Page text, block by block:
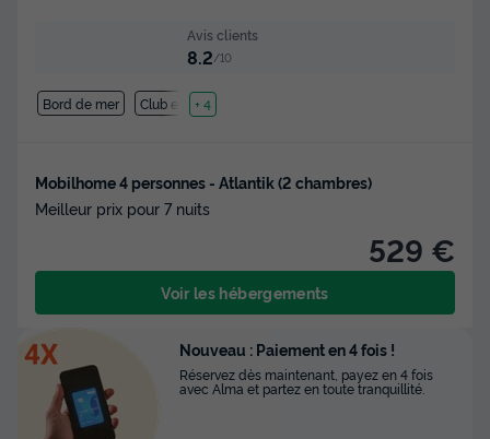
Avis clients
8.2/10
Bord de mer Club enfant
+ 4
Mobilhome 4 personnes - Atlantik (2 chambres)
Meilleur prix pour 7 nuits
529 €
Voir les hébergements
Nouveau : Paiement en 4 fois !
Réservez dès maintenant, payez en 4 fois
avec Alma et partez en toute tranquillité.